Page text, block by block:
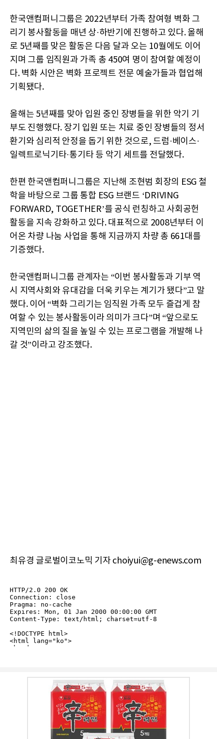
한국앤컴퍼니그룹은 2022년부터 가족 참여형 벽화 그
리기 봉사활동을 매년 상·하반기에 진행하고 있다. 올해
로 5년째를 맞은 활동은 다음 달과 오는 10월에도 이어
지며 그룹 임직원과 가족 총 450여 명이 참여할 예정이
다. 벽화 시안은 벽화 프로젝트 전문 예술가들과 협업해
기획됐다.
올해는 5년째를 맞아 입원 중인 장병들을 위한 악기 기
부도 진행했다. 장기 입원 또는 치료 중인 장병들의 정서
환기와 심리적 안정을 돕기 위한 것으로, 드럼·베이스·
일렉트로닉기타·통기타 등 악기 세트를 전달했다.
한편 한국앤컴퍼니그룹은 지난해 조현범 회장의 ESG 철
학을 바탕으로 그룹 통합 ESG 브랜드 ‘DRIVING
FORWARD, TOGETHER’를 공식 런칭하고 사회공헌
활동을 지속 강화하고 있다. 대표적으로 2008년부터 이
어온 차량 나눔 사업을 통해 지금까지 차량 총 661대를
기증했다.
한국앤컴퍼니그룹 관계자는 “이번 봉사활동과 기부 역
시 지역사회와 유대감을 더욱 키우는 계기가 됐다”고 말
했다. 이어 “벽화 그리기는 임직원 가족 모두 즐겁게 참
여할 수 있는 봉사활동이라 의미가 크다”며 “앞으로도
지역민의 삶의 질을 높일 수 있는 프로그램을 개발해 나
갈 것”이라고 강조했다.
최유경 글로벌이코노믹 기자 choiyui@g-enews.com